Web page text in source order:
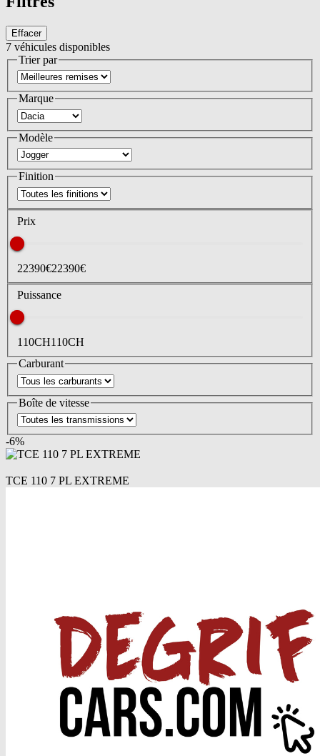
Effacer
7 véhicules disponibles
Trier par
Marque
Modèle
Finition
Prix
22390€22390€
Puissance
110CH110CH
Carburant
Boîte de vitesse
-6%
TCE 110 7 PL EXTREME